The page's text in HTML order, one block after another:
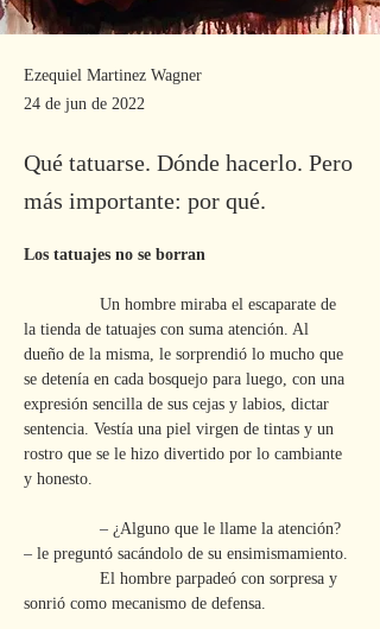
Ezequiel Martinez Wagner
24 de jun de 2022
Qué tatuarse. Dónde hacerlo. Pero
más importante: por qué.
Los tatuajes no se borran
la tienda de tatuajes con suma atención. Al
dueño de la misma, le sorprendió lo mucho que
se detenía en cada bosquejo para luego, con una
expresión sencilla de sus cejas y labios, dictar
sentencia. Vestía una piel virgen de tintas y un
rostro que se le hizo divertido por lo cambiante
y honesto.
– le preguntó sacándolo de su ensimismamiento.
sonrió como mecanismo de defensa.